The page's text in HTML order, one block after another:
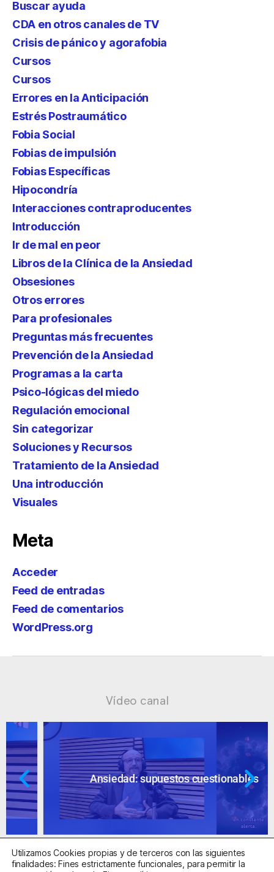
Buscar ayuda
CDA en otros canales de TV
Crisis de pánico y agorafobia
Cursos
Cursos
Errores en la Anticipación
Estrés Postraumático
Fobia Social
Fobias de impulsión
Fobias Específicas
Hipocondría
Interacciones contraproducentes
Introducción
Ir de mal en peor
Libros de la Clínica de la Ansiedad
Obsesiones
Otros errores
Para profesionales
Preguntas más frecuentes
Prevención de la Ansiedad
Programas a la carta
Psico-lógicas del miedo
Regulación emocional
Sin categorizar
Soluciones y Recursos
Tratamiento de la Ansiedad
Una introducción
Visuales
Meta
Acceder
Feed de entradas
Feed de comentarios
WordPress.org
Vídeo canal
Ansiedad: supuestos cuestionables
Utilizamos Cookies propias y de terceros con las siguientes
finalidades: Fines estrictamente funcionales, para permitir la